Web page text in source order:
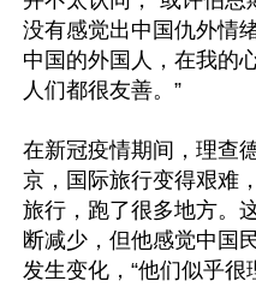
没有感觉出中国仇外情
中国的外国人，在我的
人们都很友善。”
在新冠疫情期间，理查
京，国际旅行变得艰难
旅行，跑了很多地方。
断减少，但他感觉中国
发生变化，“他们似乎